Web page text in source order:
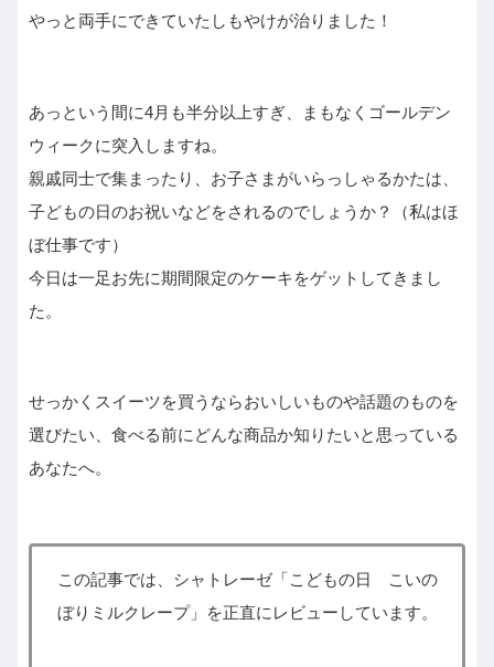
やっと両手にできていたしもやけが治りました！
あっという間に4月も半分以上すぎ、まもなくゴールデン
ウィークに突入しますね。
親戚同士で集まったり、お子さまがいらっしゃるかたは、
子どもの日のお祝いなどをされるのでしょうか？（私はほ
ぼ仕事です）
今日は一足お先に期間限定のケーキをゲットしてきまし
た。
せっかくスイーツを買うならおいしいものや話題のものを
選びたい、食べる前にどんな商品か知りたいと思っている
あなたへ。
この記事では、シャトレーゼ「こどもの日 こいの
ぼりミルクレープ」を正直にレビューしています。